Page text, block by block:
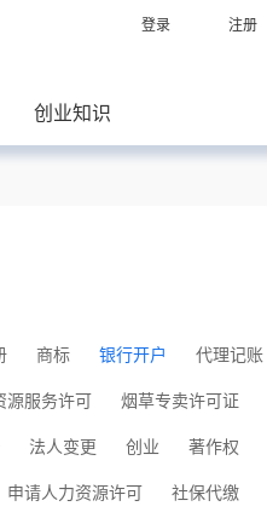
登录 注册
创业知识
商标 银行开户 代理记账
源服务许可 烟草专卖许可证
法人变更 创业 著作权
申请人力资源许可 社保代缴